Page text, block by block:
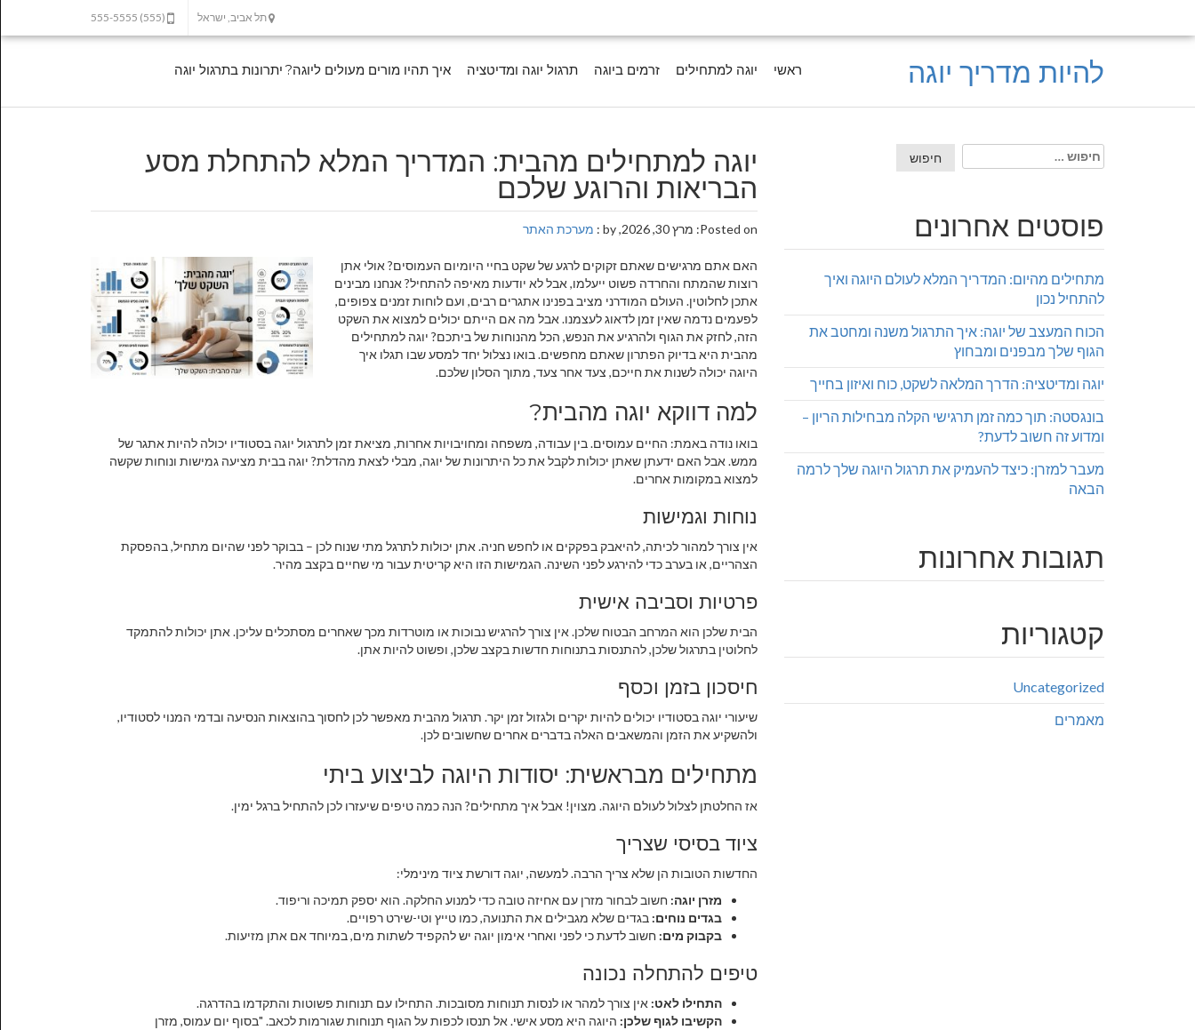
(555) 555-5555 תל אביב, ישראל
להיות מדריך יוגה ראשי יוגה למתחילים זרמים ביוגה תרגול יוגה ומדיטציה איך תהיו מורים מעולים ליוגה? יתרונות בתרגול יוגה
יוגה למתחילים מהבית: המדריך המלא להתחלת מסע
הבריאות והרוגע שלכם
Posted on: מרץ 30, 2026, by : מערכת האתר
האם אתם מרגישים שאתם זקוקים לרגע של שקט בחיי היומיום העמוסים? אולי אתן
רוצות שהמתח והחרדה פשוט ייעלמו, אבל לא יודעות מאיפה להתחיל? אנחנו מבינים
אתכן לחלוטין. העולם המודרני מציב בפנינו אתגרים רבים, ועם לוחות זמנים צפופים,
לפעמים נדמה שאין זמן לדאוג לעצמנו. אבל מה אם הייתם יכולים למצוא את השקט
הזה, לחזק את הגוף ולהרגיע את הנפש, הכל מהנוחות של ביתכם? יוגה למתחילים
מהבית היא בדיוק הפתרון שאתם מחפשים. בואו נצלול יחד למסע שבו תגלו איך
היוגה יכולה לשנות את חייכם, צעד אחר צעד, מתוך הסלון שלכם.
למה דווקא יוגה מהבית?
בואו נודה באמת: החיים עמוסים. בין עבודה, משפחה ומחויבויות אחרות, מציאת זמן לתרגול יוגה בסטודיו יכולה להיות אתגר של
ממש. אבל האם ידעתן שאתן יכולות לקבל את כל היתרונות של יוגה, מבלי לצאת מהדלת? יוגה בבית מציעה גמישות ונוחות שקשה
למצוא במקומות אחרים.
נוחות וגמישות
אין צורך למהור לכיתה, להיאבק בפקקים או לחפש חניה. אתן יכולות לתרגל מתי שנוח לכן – בבוקר לפני שהיום מתחיל, בהפסקת
הצהריים, או בערב כדי להירגע לפני השינה. הגמישות הזו היא קריטית עבור מי שחיים בקצב מהיר.
פרטיות וסביבה אישית
הבית שלכן הוא המרחב הבטוח שלכן. אין צורך להרגיש נבוכות או מוטרדות מכך שאחרים מסתכלים עליכן. אתן יכולות להתמקד
לחלוטין בתרגול שלכן, להתנסות בתנוחות חדשות בקצב שלכן, ופשוט להיות אתן.
חיסכון בזמן וכסף
שיעורי יוגה בסטודיו יכולים להיות יקרים ולגזול זמן יקר. תרגול מהבית מאפשר לכן לחסוך בהוצאות הנסיעה ובדמי המנוי לסטודיו,
ולהשקיע את הזמן והמשאבים האלה בדברים אחרים שחשובים לכן.
מתחילים מבראשית: יסודות היוגה לביצוע ביתי
אז החלטתן לצלול לעולם היוגה. מצוין! אבל איך מתחילים? הנה כמה טיפים שיעזרו לכן להתחיל ברגל ימין.
ציוד בסיסי שצריך
החדשות הטובות הן שלא צריך הרבה. למעשה, יוגה דורשת ציוד מינימלי:
מזרן יוגה: חשוב לבחור מזרן עם אחיזה טובה כדי למנוע החלקה. הוא יספק תמיכה וריפוד.
בגדים נוחים: בגדים שלא מגבילים את התנועה, כמו טייץ וטי-שירט רפויים.
בקבוק מים: חשוב לדעת כי לפני ואחרי אימון יוגה יש להקפיד לשתות מים, במיוחד אם אתן מזיעות.
טיפים להתחלה נכונה
התחילו לאט: אין צורך למהר או לנסות תנוחות מסובכות. התחילו עם תנוחות פשוטות והתקדמו בהדרגה.
הקשיבו לגוף שלכן: היוגה היא מסע אישי. אל תנסו לכפות על הגוף תנוחות שגורמות לכאב. "בסוף יום עמוס, מזרן
חיפוש:
פוסטים אחרונים
מתחילים מהיום: המדריך המלא לעולם היוגה ואיך
להתחיל נכון
הכוח המעצב של יוגה: איך התרגול משנה ומחטב את
הגוף שלך מבפנים ומבחוץ
יוגה ומדיטציה: הדרך המלאה לשקט, כוח ואיזון בחייך
בונגסטה: תוך כמה זמן תרגישי הקלה מבחילות הריון –
ומדוע זה חשוב לדעת?
מעבר למזרן: כיצד להעמיק את תרגול היוגה שלך לרמה
הבאה
תגובות אחרונות
קטגוריות
Uncategorized
מאמרים